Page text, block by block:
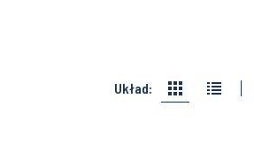
Układ: